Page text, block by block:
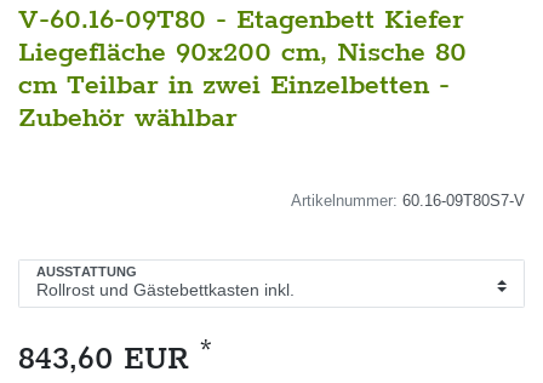
V-60.16-09T80 - Etagenbett Kiefer
Liegefläche 90x200 cm, Nische 80
cm Teilbar in zwei Einzelbetten -
Zubehör wählbar
Artikelnummer: 60.16-09T80S7-V
AUSSTATTUNG
843,60 EUR *